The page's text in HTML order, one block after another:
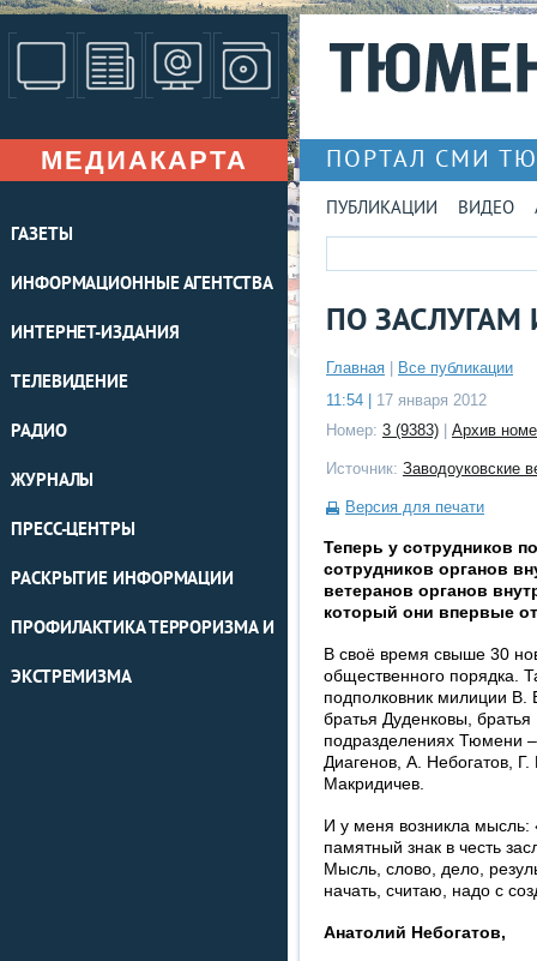
МЕДИАКАРТА
ГАЗЕТЫ
ИНФОРМАЦИОННЫЕ АГЕНТСТВА
ИНТЕРНЕТ-ИЗДАНИЯ
ТЕЛЕВИДЕНИЕ
РАДИО
ЖУРНАЛЫ
ПРЕСС-ЦЕНТРЫ
РАСКРЫТИЕ ИНФОРМАЦИИ
ПРОФИЛАКТИКА ТЕРРОРИЗМА И
ЭКСТРЕМИЗМА
ПОРТАЛ СМИ
ПУБЛИКАЦИИ ВИДЕО
ПО ЗАСЛУГАМ
Главная
Все публикации
11:54 |
17 января 2012
Номер: 3 (9383) Архив
Источник: Заводоуковские
Версия для печати
Теперь у сотрудников
сотрудников органов
ветеранов органов
который они впервые
В своё время свыше 30
общественного порядка.
подполковник милиции
братья Дуденковы,
подразделениях Тюмени
Диагенов, А. Небогатов,
Макридичев.
И у меня возникла мысль:
памятный знак в честь
Мысль, слово, дело,
начать, считаю, надо с
Анатолий Небогатов,